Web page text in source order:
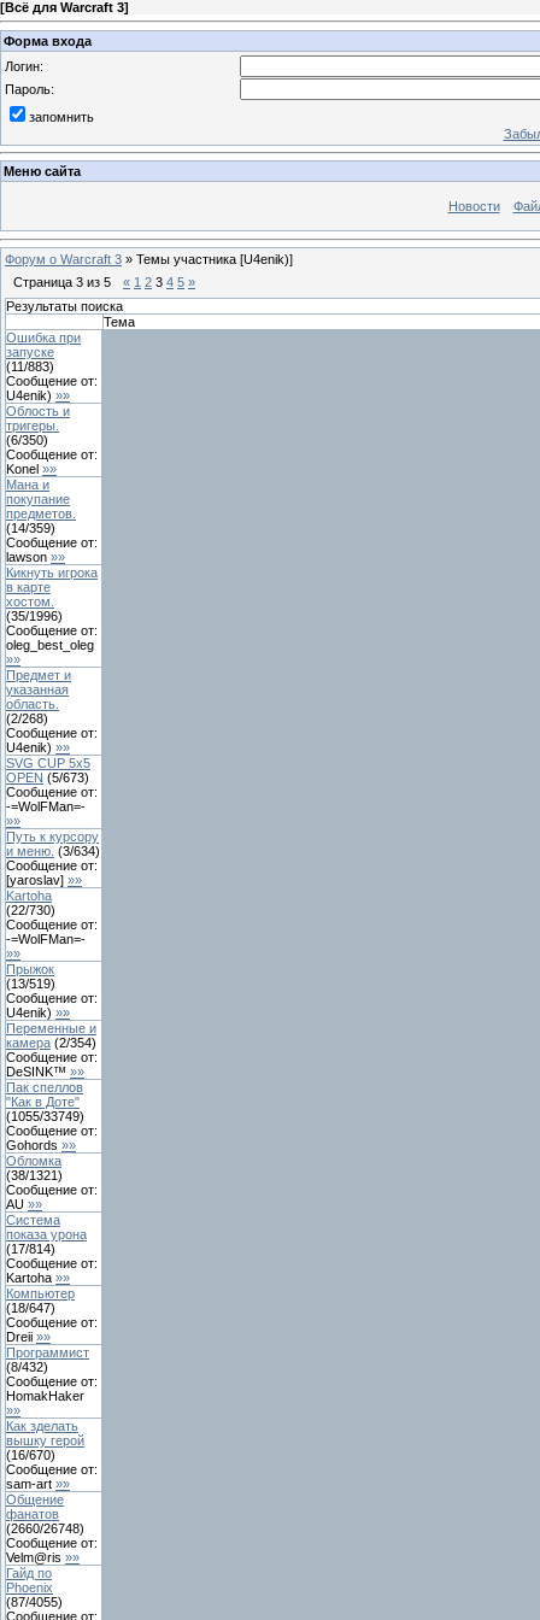
[Всё для Warcraft 3]
Форма входа
Логин:
Пароль:
запомнить
Меню сайта
Новости
Форум о Warcraft 3 » Темы участника [U4enik)]
Страница 3 из 5 « 1 2 3 4 5 »
Результаты поиска
Тема
Ошибка при
запуске
(11/883)
Сообщение от:
U4enik) »»
Облость и
тригеры.
(6/350)
Сообщение от:
Konel »»
Мана и
покупание
предметов.
(14/359)
Сообщение от:
lawson »»
Кикнуть игрока
в карте
хостом.
(35/1996)
Сообщение от:
oleg_best_oleg
»»
Предмет и
указанная
область.
(2/268)
Сообщение от:
U4enik) »»
SVG CUP 5x5
OPEN (5/673)
Сообщение от:
-=WolFMan=-
»»
Путь к курсору
и меню. (3/634)
Сообщение от:
[yaroslav] »»
Kartoha
(22/730)
Сообщение от:
-=WolFMan=-
»»
Прыжок
(13/519)
Сообщение от:
U4enik) »»
Переменные и
камера (2/354)
Сообщение от:
DeSINK™ »»
Пак спеллов
"Как в Доте"
(1055/33749)
Сообщение от:
Gohords »»
Обломка
(38/1321)
Сообщение от:
AU »»
Система
показа урона
(17/814)
Сообщение от:
Kartoha »»
Компьютер
(18/647)
Сообщение от:
Dreii »»
Программист
(8/432)
Сообщение от:
HomakHaker
»»
Как зделать
вышку герой
(16/670)
Сообщение от:
sam-art »»
Общение
фанатов
(2660/26748)
Сообщение от:
Velm@ris »»
Гайд по
Phoenix
(87/4055)
Сообщение от: